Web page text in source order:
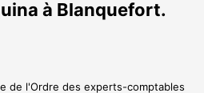
à Blanquefort.
de l'Ordre des experts-comptables